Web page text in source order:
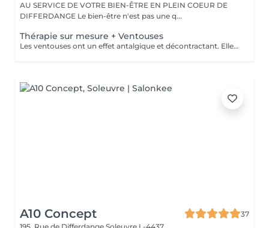
AU SERVICE DE VOTRE BIEN-ÊTRE EN PLEIN COEUR DE
DIFFERDANGE Le bien-être n'est pas une q...
Thérapie sur mesure + Ventouses
Les ventouses ont un effet antalgique et décontractant. Elles sont recommandées pour soigner différentes lésions musculaires et articulaires : entorses bénignes, contractures, élongations, crampes, lombalgies, tendinites. Les traitement par ventouses sont combinés avec des massages local avec technique isolées et massage relaxant.
A10 Concept
37